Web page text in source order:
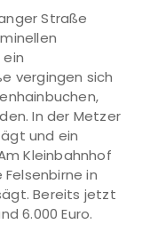
Straße
vergingen sich
In der Metzer
und ein
Kleinbahnhof
in
Bereits jetzt
6.000 Euro.